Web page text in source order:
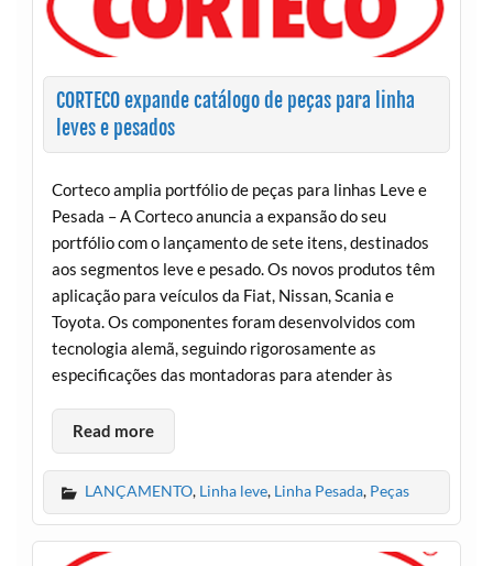
CORTECO expande catálogo de peças para linha
leves e pesados
Corteco amplia portfólio de peças para linhas Leve e
Pesada – A Corteco anuncia a expansão do seu
portfólio com o lançamento de sete itens, destinados
aos segmentos leve e pesado. Os novos produtos têm
aplicação para veículos da Fiat, Nissan, Scania e
Toyota. Os componentes foram desenvolvidos com
tecnologia alemã, seguindo rigorosamente as
especificações das montadoras para atender às
Read more
LANÇAMENTO, Linha leve, Linha Pesada, Peças